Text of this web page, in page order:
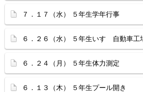
７．１７（水） ５年生学年行事
６．２６（水） ５年生いすゞ自動車工
６．２４（月） ５年生体力測定
６．１３（木） ５年生プール開き